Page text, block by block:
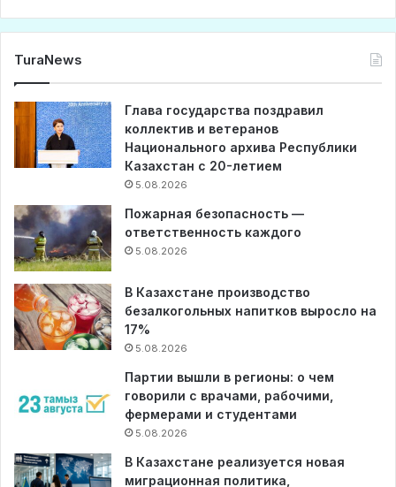
TuraNews
Глава государства поздравил
коллектив и ветеранов
Национального архива Республики
Казахстан с 20-летием
5.08.2026
Пожарная безопасность —
ответственность каждого
5.08.2026
В Казахстане производство
безалкогольных напитков выросло на
17%
5.08.2026
Партии вышли в регионы: о чем
говорили с врачами, рабочими,
фермерами и студентами
5.08.2026
В Казахстане реализуется новая
миграционная политика,